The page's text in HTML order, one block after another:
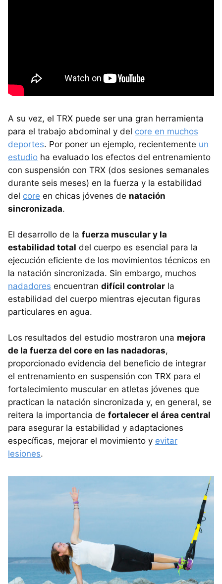
A su vez, el TRX puede ser una gran herramienta
para el trabajo abdominal y del core en muchos
deportes. Por poner un ejemplo, recientemente un
estudio ha evaluado los efectos del entrenamiento
con suspensión con TRX (dos sesiones semanales
durante seis meses) en la fuerza y la estabilidad
del core en chicas jóvenes de natación
sincronizada.
El desarrollo de la fuerza muscular y la
estabilidad total del cuerpo es esencial para la
ejecución eficiente de los movimientos técnicos en
la natación sincronizada. Sin embargo, muchos
nadadores encuentran difícil controlar la
estabilidad del cuerpo mientras ejecutan figuras
particulares en agua.
Los resultados del estudio mostraron una mejora
de la fuerza del core en las nadadoras,
proporcionado evidencia del beneficio de integrar
el entrenamiento en suspensión con TRX para el
fortalecimiento muscular en atletas jóvenes que
practican la natación sincronizada y, en general, se
reitera la importancia de fortalecer el área central
para asegurar la estabilidad y adaptaciones
específicas, mejorar el movimiento y evitar
lesiones.